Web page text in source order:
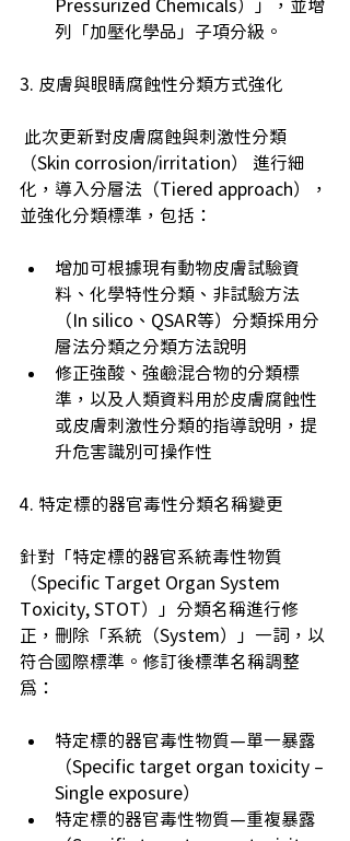
Pressurized Chemicals）」，並增
列「加壓化學品」子項分級。
3. 皮膚與眼睛腐蝕性分類方式強化
（Skin corrosion/irritation） 進行細
化，導入分層法（Tiered approach），
並強化分類標準，包括：
增加可根據現有動物皮膚試驗資
料、化學特性分類、非試驗方法
（In silico、QSAR等）分類採用分
層法分類之分類方法說明
修正強酸、強鹼混合物的分類標
準，以及人類資料用於皮膚腐蝕性
或皮膚刺激性分類的指導說明，提
升危害識別可操作性
4. 特定標的器官毒性分類名稱變更
針對「特定標的器官系統毒性物質
（Specific Target Organ System
Toxicity, STOT）」分類名稱進行修
正，刪除「系統（System）」一詞，以
符合國際標準。修訂後標準名稱調整
為：
特定標的器官毒性物質—單一暴露
（Specific target organ toxicity –
Single exposure）
特定標的器官毒性物質—重複暴露